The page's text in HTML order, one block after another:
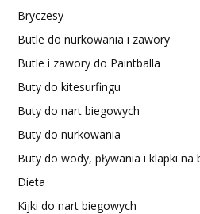
Bryczesy
Butle do nurkowania i zawory
Butle i zawory do Paintballa
Buty do kitesurfingu
Buty do nart biegowych
Buty do nurkowania
Buty do wody, pływania i klapki na
Dieta
Kijki do nart biegowych